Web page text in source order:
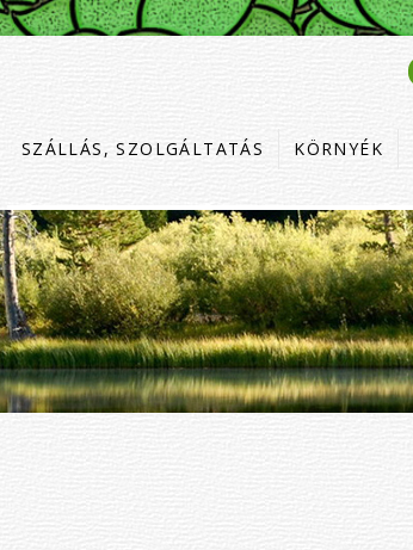
SZÁLLÁS, SZOLGÁLTATÁS KÖRNYÉK